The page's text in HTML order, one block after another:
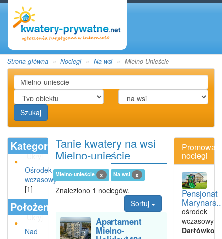
Strona główna Noclegi Na wsi Mielno-Unieście
Szukaj
Kategoria
Ukryj
Ośrodek
wczasowy
[1]
Położenie
Ukryj
Nad
Tanie kwatery na wsi
Mielno-unieście
Mielno-unieście x Na wsi x
Znaleziono 1 noclegów.
Sortuj
Apartament
Mielno-
noclegi
Pensjonat
ośrodek
wczasowy
Darłówko